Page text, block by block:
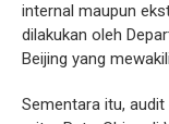
internal maupun
dilakukan oleh
Beijing yang
Sementara itu,